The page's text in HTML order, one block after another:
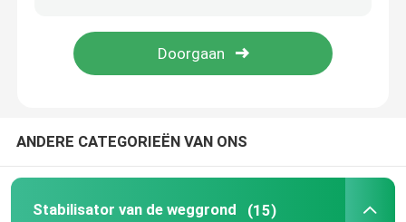
Over ons
ANDERE CATEGORIEËN VAN ONS
Stabilisator van de weggrond (15)